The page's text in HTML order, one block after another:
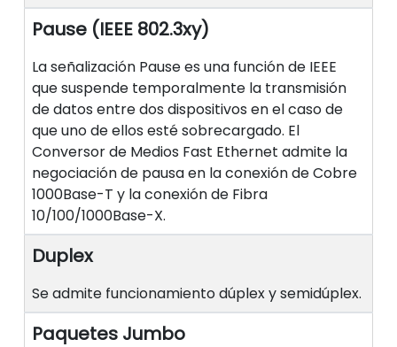
Pause (IEEE 802.3xy)
La señalización Pause es una función de IEEE
que suspende temporalmente la transmisión
de datos entre dos dispositivos en el caso de
que uno de ellos esté sobrecargado. El
Conversor de Medios Fast Ethernet admite la
negociación de pausa en la conexión de Cobre
1000Base-T y la conexión de Fibra
10/100/1000Base-X.
Duplex
Se admite funcionamiento dúplex y semidúplex.
Paquetes Jumbo